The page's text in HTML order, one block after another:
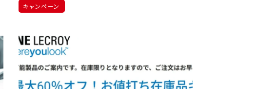
キャンペーン